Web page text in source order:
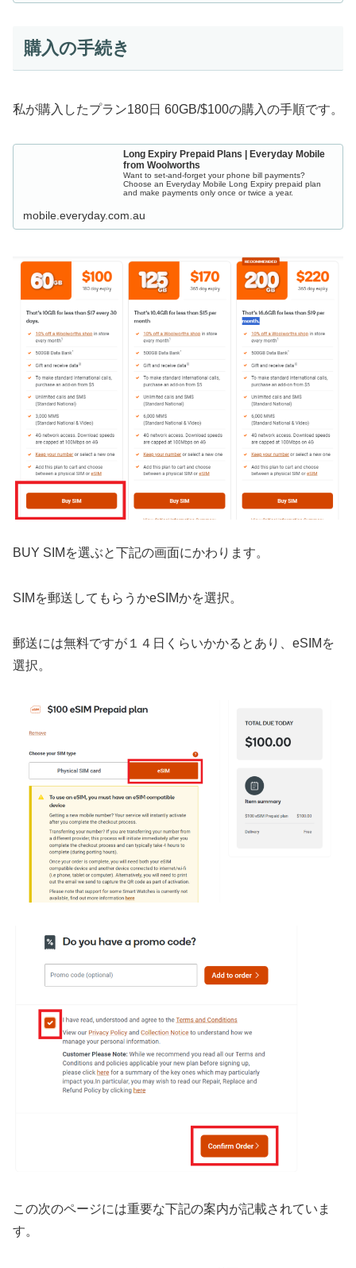
購入の手続き
私が購入したプラン180日 60GB/$100の購入の手順です。
Long Expiry Prepaid Plans | Everyday Mobile
from Woolworths
Want to set-and-forget your phone bill payments?
Choose an Everyday Mobile Long Expiry prepaid plan
and make payments only once or twice a year.
mobile.everyday.com.au
BUY SIMを選ぶと下記の画面にかわります。
SIMを郵送してもらうかeSIMかを選択。
郵送には無料ですが１４日くらいかかるとあり、eSIMを
選択。
この次のページには重要な下記の案内が記載されていま
す。